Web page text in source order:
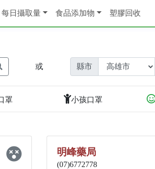
每日攝取量 食品添加物 塑膠回收
或 縣市
罩 小孩口罩
明峰藥局
(07)6772778